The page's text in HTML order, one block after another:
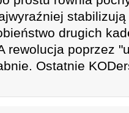
drugich
rewolucja poprzez
Ostatnie